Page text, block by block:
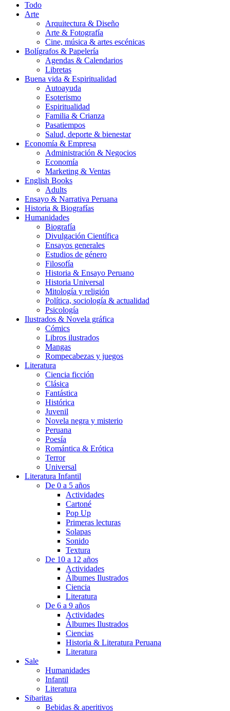
Todo
Arte
Arquitectura & Diseño
Arte & Fotografía
Cine, música & artes escénicas
Bolígrafos & Papelería
Agendas & Calendarios
Libretas
Buena vida & Espiritualidad
Autoayuda
Esoterismo
Espiritualidad
Familia & Crianza
Pasatiempos
Salud, deporte & bienestar
Economía & Empresa
Administración & Negocios
Economía
Marketing & Ventas
English Books
Adults
Ensayo & Narrativa Peruana
Historia & Biografías
Humanidades
Biografía
Divulgación Científica
Ensayos generales
Estudios de género
Filosofía
Historia & Ensayo Peruano
Historia Universal
Mitología y religión
Política, sociología & actualidad
Psicología
Ilustrados & Novela gráfica
Cómics
Libros ilustrados
Mangas
Rompecabezas y juegos
Literatura
Ciencia ficción
Clásica
Fantástica
Histórica
Juvenil
Novela negra y misterio
Peruana
Poesía
Romántica & Erótica
Terror
Universal
Literatura Infantil
De 0 a 5 años
Actividades
Cartoné
Pop Up
Primeras lecturas
Solapas
Sonido
Textura
De 10 a 12 años
Actividades
Álbumes Ilustrados
Ciencia
Literatura
De 6 a 9 años
Actividades
Álbumes Ilustrados
Ciencias
Historia & Literatura Peruana
Literatura
Sale
Humanidades
Infantil
Literatura
Sibaritas
Bebidas & aperitivos